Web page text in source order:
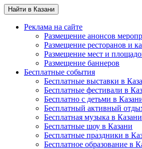
Найти в Казани
Реклама на сайте
Размещение анонсов
Размещение ресторанов и
Размещение мест и
Размещение баннеров
Бесплатные события
Бесплатные выставки в
Бесплатные фестивали в
Бесплатно с детьми в
Бесплатный активный
Бесплатная музыка в Казани
Бесплатные шоу в Казани
Бесплатные праздники в
Бесплатное образование в